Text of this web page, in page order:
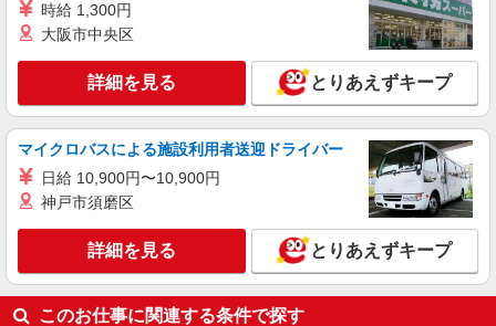
時給 1,300円
大阪市中央区
詳細を見る とりあえずキープ
マイクロバスによる施設利用者送迎ドライバー
日給 10,900円〜10,900円
神戸市須磨区
詳細を見る とりあえずキープ
このお仕事に関連する条件で探す